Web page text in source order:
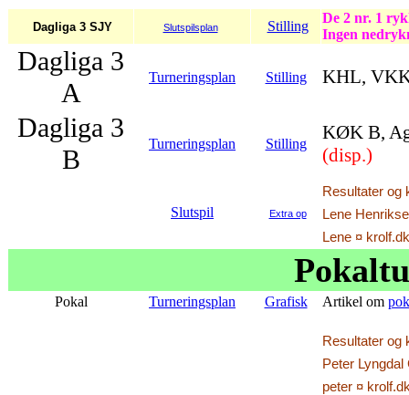
Dagliga 3 SJY Slutspilsplan Stilling
De 2 nr. 1
Ingen
Dagliga 3
A
Turneringsplan Stilling KHL,
Dagliga 3
B
Turneringsplan Stilling
KØK B,
(disp.)
Slutspil Extra op
Resultater og
Lene
Lene ¤ krolf.dk
Pokal Turneringsplan Grafisk Artikel om
Resultater og
Peter
peter ¤